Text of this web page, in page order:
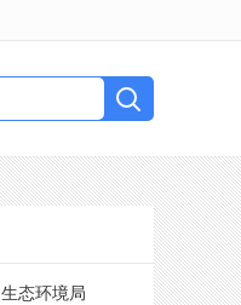
生态环境局